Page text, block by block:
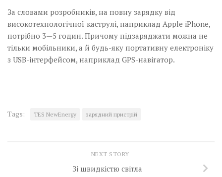
За словами розробників, на повну зарядку від
високотехнологічної каструлі, наприклад Apple iPhone,
потрібно 3—5 годин. Причому підзаряджати можна не
тільки мобільники, а й будь-яку портативну електроніку
з USB-інтерфейсом, наприк­лад GPS-навігатор.
Tags: TES NewEnergy зарядний пристрій
NEXT STORY
Зі швидкістю світла